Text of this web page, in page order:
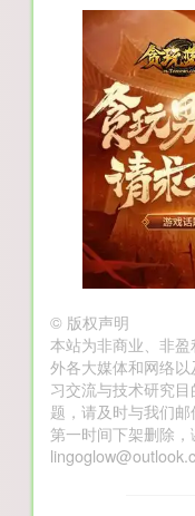
© 版权声明
本站为非商业、非
外各大媒体和网络
习交流与技术研究
题，请及时与我们
第一时间下架删除，